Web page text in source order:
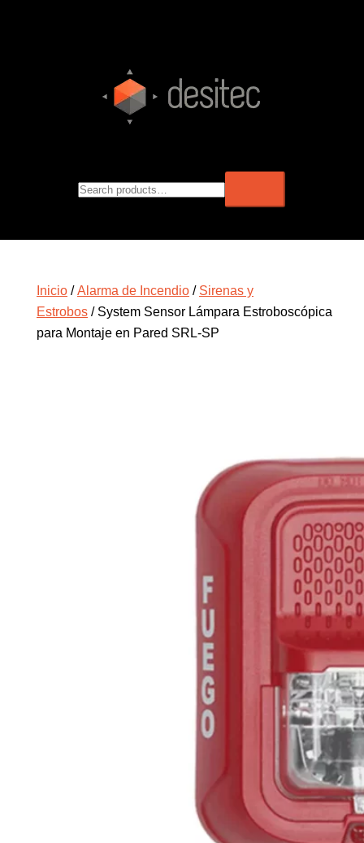
Inicio /Alarma de Incendio / Sirenas y
Estrobos / System Sensor Lámpara Estroboscópica
para Montaje en Pared SRL-SP